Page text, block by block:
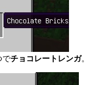
でチョコレートレンガ。